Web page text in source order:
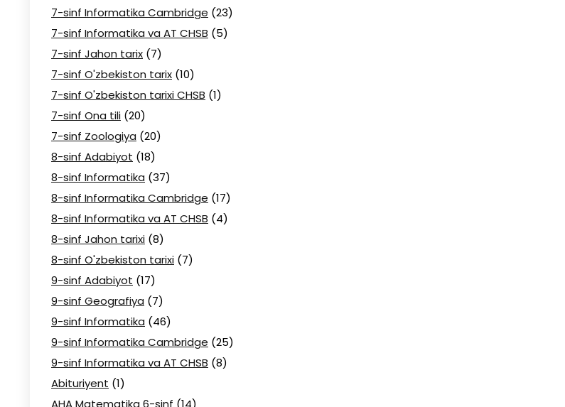
7-sinf Informatika Cambridge (23)
7-sinf Informatika va AT CHSB (5)
7-sinf Jahon tarix (7)
7-sinf O'zbekiston tarix (10)
7-sinf O'zbekiston tarixi CHSB (1)
7-sinf Ona tili (20)
7-sinf Zoologiya (20)
8-sinf Adabiyot (18)
8-sinf Informatika (37)
8-sinf Informatika Cambridge (17)
8-sinf Informatika va AT CHSB (4)
8-sinf Jahon tarixi (8)
8-sinf O'zbekiston tarixi (7)
9-sinf Adabiyot (17)
9-sinf Geografiya (7)
9-sinf Informatika (46)
9-sinf Informatika Cambridge (25)
9-sinf Informatika va AT CHSB (8)
Abituriyent (1)
AHA Matematika 6-sinf (14)